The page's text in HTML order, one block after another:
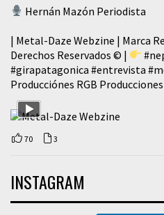
Hernán Mazón Periodista
| Metal-Daze Webzine | Marca
Derechos Reservados © |
#girapatagonica #entrevista
Producciónes RGB Producciones
70 3
INSTAGRAM